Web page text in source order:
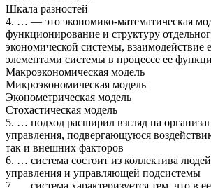
Шкала разностей
4. … — это экономико-математическая
функционирование и структуру
экономической системы, взаимодействие
элементами системы в процессе ее
Макроэкономическая модель
Микроэкономическая модель
Эконометрическая модель
Стохастическая модель
5. … подход расширил взгляд на
управления, подвергающуюся
так и внешних факторов
6. … система состоит из коллектива
управления и управляющей подсистемы